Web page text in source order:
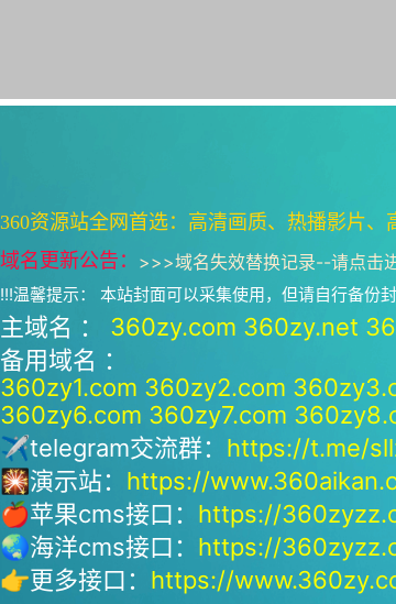
360资源站全网首选：高清画质、热播影片、
域名更新公告： >>>域名失效替换记录--请点击
!!!温馨提示： 本站封面可以采集使用，但请自行备份
主域名 ： 360zy.com 360zy.net
备用域名 ：
360zy1.com 360zy2.com
360zy6.com 360zy7.com
✈telegram交流群： https://t.me/
🎇演示站： https://
🍎苹果cms接口： https://
🌏海洋cms接口： https://
👉更多接口： https://